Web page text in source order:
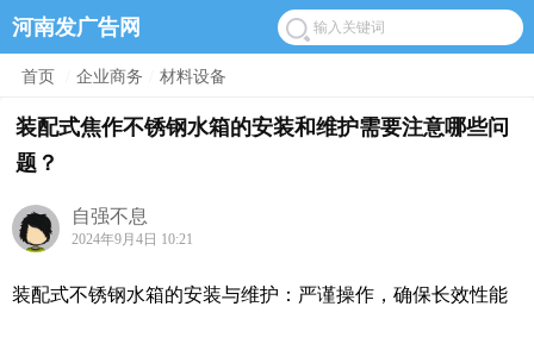
河南发广告网
首页 企业商务 材料设备
装配式焦作不锈钢水箱的安装和维护需要注意哪些问
题？
自强不息
2024年9月4日 10:21
装配式不锈钢水箱的安装与维护：严谨操作，确保长效性能